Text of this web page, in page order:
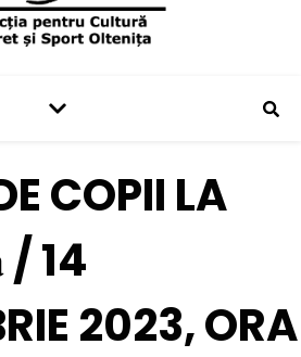
COPII LA
/ 14
2023, ORA